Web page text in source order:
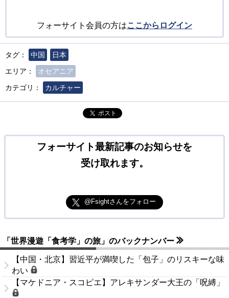
フォーサイト会員の方はここからログイン
タグ： 中国
日本
エリア：
オセアニア
カテゴリ：
カルチャー
ポスト
フォーサイト最新記事のお知らせを
受け取れます。
@Fsightさんをフォロー
「世界漫遊「食考学」の旅」のバックナンバー
【中国・北京】習近平が満喫した「包子」のリスキーな味
わい
【マケドニア・スコピエ】アレキサンダー大王の「呪縛」